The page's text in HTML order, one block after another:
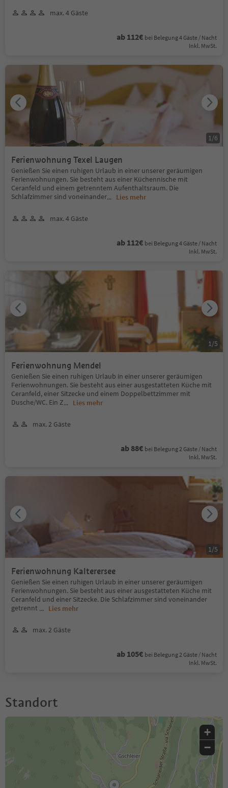
max. 4 Gäste
ab 112€ bei Belegung 4 Gäste / Nacht
Inkl. MwSt.
Ferienwohnung Texel Laugen
Genießen Sie einen ruhigen Urlaub in einer unserer geräumigen
Ferienwohnungen. Sie besteht aus einer Küchennische mit
Ceranfeld und einem getrenntem Aufenthaltsraum. Die
Schlafzimmer sind voneinander... Lies mehr
max. 4 Gäste
ab 112€ bei Belegung 4 Gäste / Nacht
Inkl. MwSt.
1 /6
Ferienwohnung Mendel
Genießen Sie einen ruhigen Urlaub in einer unserer geräumigen
Ferienwohnungen. Sie besteht aus einer ausgestatteten Küche mit
Ceranfeld, einer Sitzecke und einem Doppelbettzimmer mit
Dusche/WC. Ein Z... Lies mehr
max. 2 Gäste
ab 88€ bei Belegung 2 Gäste / Nacht
Inkl. MwSt.
1 /5
Ferienwohnung Kalterersee
Genießen Sie einen ruhigen Urlaub in einer unserer geräumigen
Ferienwohnungen. Sie besteht aus einer ausgestatteten Küche mit
Ceranfeld und einer Sitzecke. Die Schlafzimmer sind voneinander
getrennt ... Lies mehr
max. 2 Gäste
ab 105€ bei Belegung 2 Gäste / Nacht
Inkl. MwSt.
1 /5
Standort
+
−